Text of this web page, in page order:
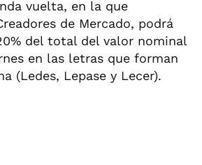
vuelta, en la que
de Mercado, podrá
del total del valor nominal
en las letras que forman
(Ledes, Lepase y Lecer).